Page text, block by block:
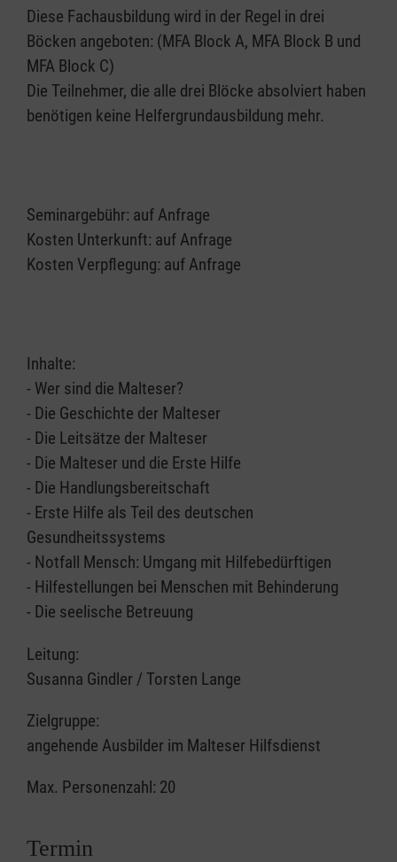
Diese Fachausbildung wird in der Regel in drei
Böcken angeboten: (MFA Block A, MFA Block B und
MFA Block C)
Die Teilnehmer, die alle drei Blöcke absolviert haben
benötigen keine Helfergrundausbildung mehr.
Seminargebühr: auf Anfrage
Kosten Unterkunft: auf Anfrage
Kosten Verpflegung: auf Anfrage
Inhalte:
- Wer sind die Malteser?
- Die Geschichte der Malteser
- Die Leitsätze der Malteser
- Die Malteser und die Erste Hilfe
- Die Handlungsbereitschaft
- Erste Hilfe als Teil des deutschen
Gesundheitssystems
- Notfall Mensch: Umgang mit Hilfebedürftigen
- Hilfestellungen bei Menschen mit Behinderung
- Die seelische Betreuung
Leitung:
Susanna Gindler / Torsten Lange
Zielgruppe:
angehende Ausbilder im Malteser Hilfsdienst
Max. Personenzahl: 20
Termin